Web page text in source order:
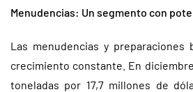
Menudencias: Un segmento con
Las menudencias y preparaciones
crecimiento constante. En
toneladas por 17,7 millones de